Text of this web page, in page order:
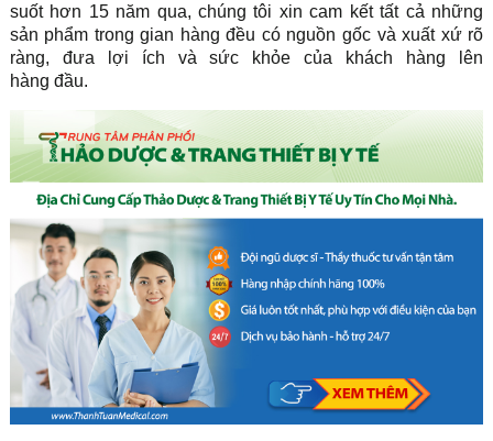
suốt hơn 15 năm qua, chúng tôi xin cam kết tất cả những
sản phẩm trong gian hàng đều có nguồn gốc và xuất xứ rõ
ràng, đưa lợi ích và sức khỏe của khách hàng lên
hàng đầu.